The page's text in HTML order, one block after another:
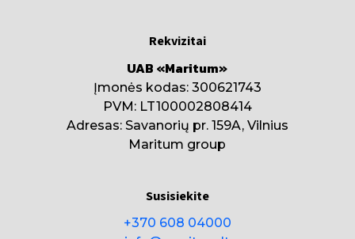
Rekvizitai
UAB «Maritum»
Įmonės kodas: 300621743
PVM: LT100002808414
Adresas: Savanorių pr. 159A, Vilnius
Maritum group
Susisiekite
+370 608 04000